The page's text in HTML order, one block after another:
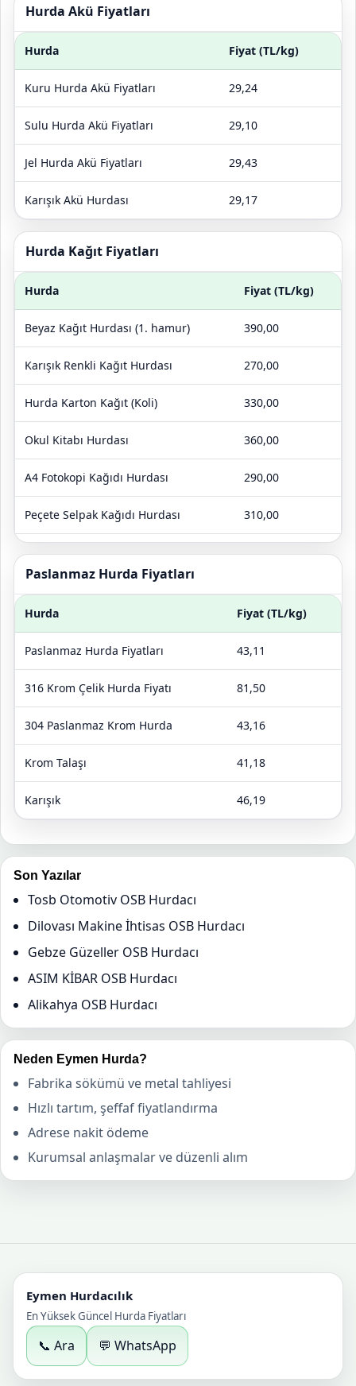
Hurda Akü Fiyatları
Hurda Fiyat (TL/kg)
Kuru Hurda Akü Fiyatları 29,24
Sulu Hurda Akü Fiyatları 29,10
Jel Hurda Akü Fiyatları 29,43
Karışık Akü Hurdası 29,17
Hurda Kağıt Fiyatları
Hurda Fiyat (TL/kg)
Beyaz Kağıt Hurdası (1. hamur) 390,00
Karışık Renkli Kağıt Hurdası 270,00
Hurda Karton Kağıt (Koli) 330,00
Okul Kitabı Hurdası 360,00
A4 Fotokopi Kağıdı Hurdası 290,00
Peçete Selpak Kağıdı Hurdası 310,00
Bardak Kağıt Hurdası 380,00
Paslanmaz Hurda Fiyatları
Hurda Fiyat (TL/kg)
Paslanmaz Hurda Fiyatları 43,11
316 Krom Çelik Hurda Fiyatı 81,50
304 Paslanmaz Krom Hurda 43,16
Krom Talaşı 41,18
Karışık 46,19
Son Yazılar
Tosb Otomotiv OSB Hurdacı
Dilovası Makine İhtisas OSB Hurdacı
Gebze Güzeller OSB Hurdacı
ASIM KİBAR OSB Hurdacı
Alikahya OSB Hurdacı
Neden Eymen Hurda?
Fabrika sökümü ve metal tahliyesi
Hızlı tartım, şeffaf fiyatlandırma
Adrese nakit ödeme
Kurumsal anlaşmalar ve düzenli alım
Eymen Hurdacılık
En Yüksek Güncel Hurda Fiyatları
📞 Ara 💬 WhatsApp